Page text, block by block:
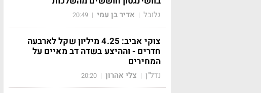
גלובל | אדיר בן עמי |
20:49
צוקי אביב: 4.25 מיליון שקל לארבעה
חדרים - וההיצע בשדה דב מאיים על
המחירים
נדל"ן | צלי אהרון |
20:20